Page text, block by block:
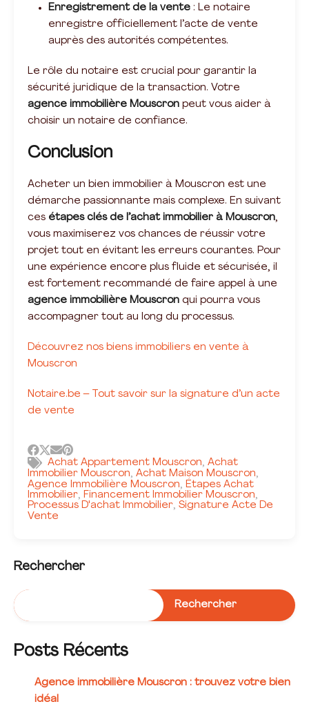
Enregistrement de la vente : Le notaire
enregistre officiellement l’acte de vente
auprès des autorités compétentes.
Le rôle du notaire est crucial pour garantir la
sécurité juridique de la transaction. Votre
agence immobilière Mouscron peut vous aider à
choisir un notaire de confiance.
Conclusion
Acheter un bien immobilier à Mouscron est une
démarche passionnante mais complexe. En suivant
ces étapes clés de l’achat immobilier à Mouscron,
vous maximiserez vos chances de réussir votre
projet tout en évitant les erreurs courantes. Pour
une expérience encore plus fluide et sécurisée, il
est fortement recommandé de faire appel à une
agence immobilière Mouscron qui pourra vous
accompagner tout au long du processus.
Découvrez nos biens immobiliers en vente à
Mouscron
Notaire.be – Tout savoir sur la signature d’un acte
de vente
Achat Appartement Mouscron, Achat
Immobilier Mouscron, Achat Maison Mouscron,
Agence Immobilière Mouscron, Étapes Achat
Immobilier, Financement Immobilier Mouscron,
Processus D'achat Immobilier, Signature Acte De
Vente
Rechercher
Rechercher
Posts Récents
Agence immobilière Mouscron : trouvez votre bien
idéal